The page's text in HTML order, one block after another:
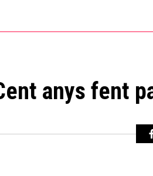
anys fent